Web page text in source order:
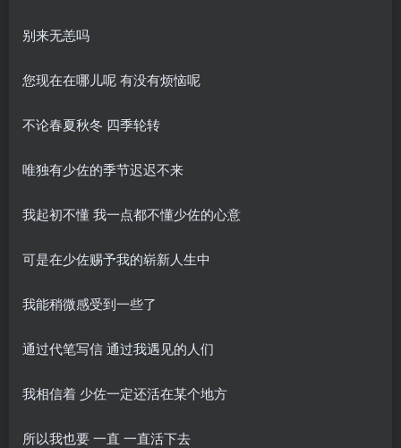
别来无恙吗
您现在在哪儿呢 有没有烦恼呢
不论春夏秋冬 四季轮转
唯独有少佐的季节迟迟不来
我起初不懂 我一点都不懂少佐的心意
可是在少佐赐予我的崭新人生中
我能稍微感受到一些了
通过代笔写信 通过我遇见的人们
我相信着 少佐一定还活在某个地方
所以我也要 一直 一直活下去